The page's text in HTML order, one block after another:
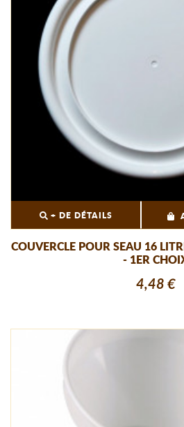
+ DE DÉTAILS
COUVERCLE POUR SEAU 16
- 1ER
4,48 €